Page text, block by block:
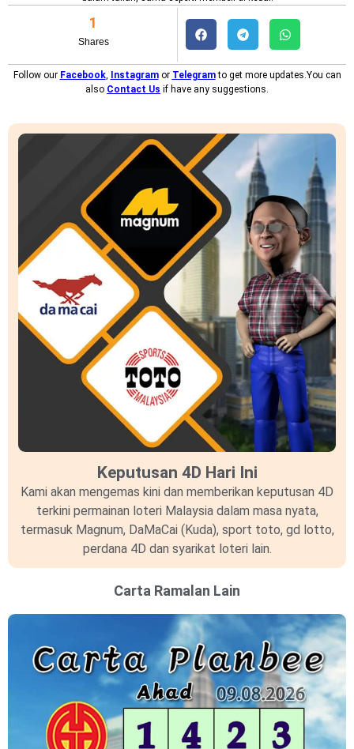
Shares
1
Follow our Facebook, Instagramor Telegramto get more updates.You can
also Contact Us if have any suggestions.
Keputusan 4D Hari Ini
Kami akan mengemas kini dan memberikan keputusan 4D
terkini permainan loteri Malaysia dalam masa nyata,
termasuk Magnum, DaMaCai (Kuda), sport toto, gd lotto,
perdana 4D dan syarikat loteri lain.
Carta Ramalan Lain